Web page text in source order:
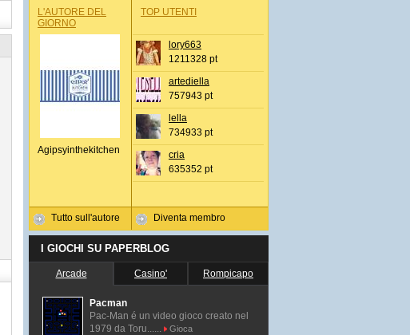
L'AUTORE DEL
GIORNO
Agipsyinthekitchen
Tutto sull'autore
TOP UTENTI
lory663
1211328 pt
artediella
757943 pt
lella
734933 pt
cria
635352 pt
Diventa membro
I GIOCHI SU PAPERBLOG
Arcade Casino' Rompicapo
Pacman
Pac-Man é un video gioco creato nel
1979 da Toru......
Gioca